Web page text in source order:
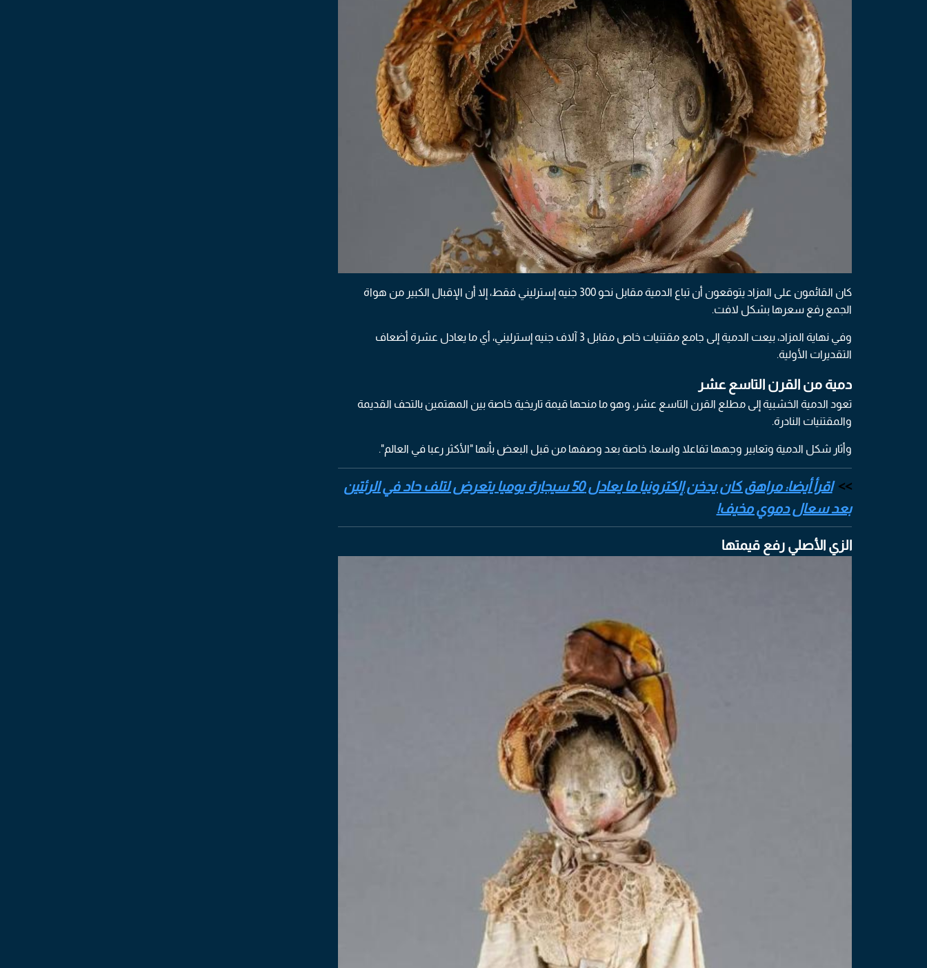
كان القائمون على المزاد يتوقعون أن تباع الدمية مقابل نحو 300 جنيه إسترليني فقط، إلا أن الإقبال الكبير من هواة
الجمع رفع سعرها بشكل لافت.
وفي نهاية المزاد، بيعت الدمية إلى جامع مقتنيات خاص مقابل 3 آلاف جنيه إسترليني، أي ما يعادل عشرة أضعاف
التقديرات الأولية.
دمية من القرن التاسع عشر
تعود الدمية الخشبية إلى مطلع القرن التاسع عشر، وهو ما منحها قيمة تاريخية خاصة بين المهتمين بالتحف القديمة
والمقتنيات النادرة.
وأثار شكل الدمية وتعابير وجهها تفاعلا واسعا، خاصة بعد وصفها من قبل البعض بأنها "الأكثر رعبا في العالم".
اقرأ أيضا: مراهق كان يدخن إلكترونيا ما يعادل 50 سيجارة يوميا يتعرض لتلف حاد في الرئتين
بعد سعال دموي مخيف!
الزي الأصلي رفع قيمتها